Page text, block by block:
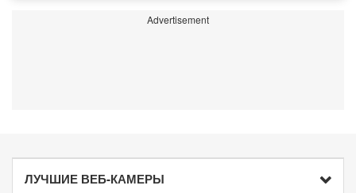
Advertisement
ЛУЧШИЕ ВЕБ-КАМЕРЫ